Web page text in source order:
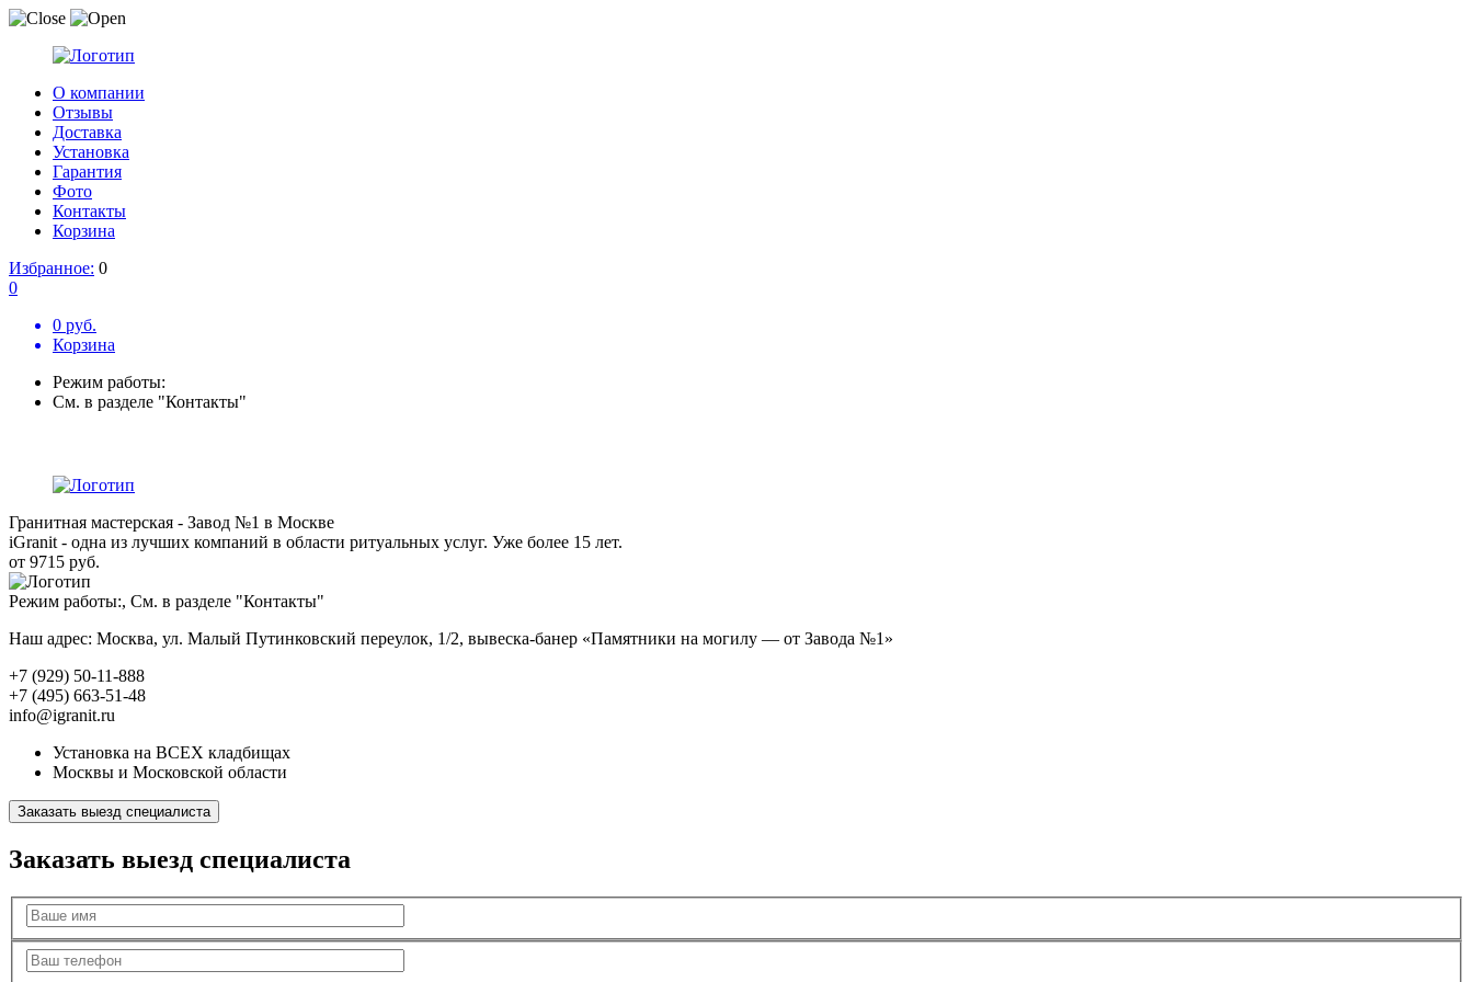
О компании
Отзывы
Доставка
Установка
Гарантия
Фото
Контакты
Корзина
Избранное: 0
0
0 руб.
Корзина
Режим работы:
См. в разделе "Контакты"
Гранитная мастерская - Завод №1 в Москве
iGranit - одна из лучших компаний в области ритуальных услуг. Уже более 15 лет.
от 9715 руб.
Режим работы:, См. в разделе "Контакты"
Наш адрес: Москва, ул. Малый Путинковский переулок, 1/2, вывеска-банер «Памятники на могилу — от Завода №1»
+7 (929) 50-11-888
+7 (495) 663-51-48
info@igranit.ru
Установка на ВСЕХ кладбищах
Москвы и Московской области
Заказать выезд специалиста
Заказать выезд специалиста